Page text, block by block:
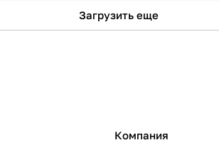
Загрузить еще
Компания